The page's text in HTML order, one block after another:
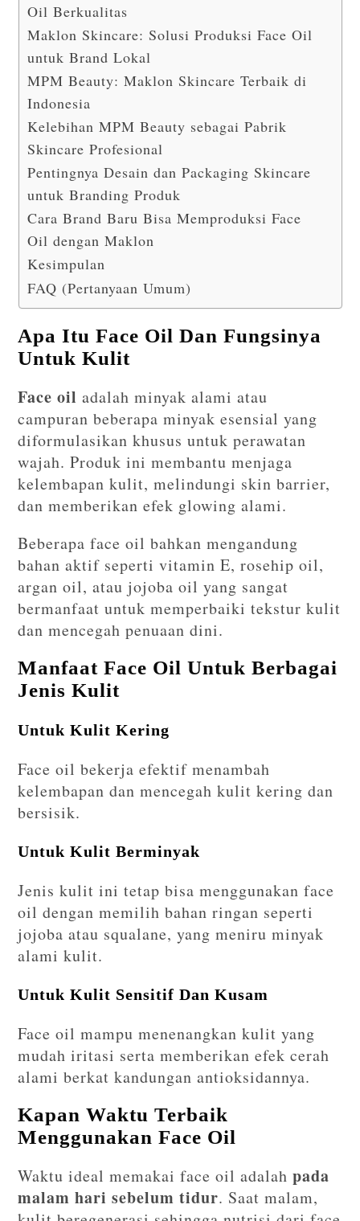
Oil Berkualitas
Maklon Skincare: Solusi Produksi Face Oil
untuk Brand Lokal
MPM Beauty: Maklon Skincare Terbaik di
Indonesia
Kelebihan MPM Beauty sebagai Pabrik
Skincare Profesional
Pentingnya Desain dan Packaging Skincare
untuk Branding Produk
Cara Brand Baru Bisa Memproduksi Face
Oil dengan Maklon
Kesimpulan
FAQ (Pertanyaan Umum)
Apa Itu Face Oil Dan Fungsinya
Untuk Kulit
Face oil adalah minyak alami atau
campuran beberapa minyak esensial yang
diformulasikan khusus untuk perawatan
wajah. Produk ini membantu menjaga
kelembapan kulit, melindungi skin barrier,
dan memberikan efek glowing alami.
Beberapa face oil bahkan mengandung
bahan aktif seperti vitamin E, rosehip oil,
argan oil, atau jojoba oil yang sangat
bermanfaat untuk memperbaiki tekstur kulit
dan mencegah penuaan dini.
Manfaat Face Oil Untuk Berbagai
Jenis Kulit
Untuk Kulit Kering
Face oil bekerja efektif menambah
kelembapan dan mencegah kulit kering dan
bersisik.
Untuk Kulit Berminyak
Jenis kulit ini tetap bisa menggunakan face
oil dengan memilih bahan ringan seperti
jojoba atau squalane, yang meniru minyak
alami kulit.
Untuk Kulit Sensitif Dan Kusam
Face oil mampu menenangkan kulit yang
mudah iritasi serta memberikan efek cerah
alami berkat kandungan antioksidannya.
Kapan Waktu Terbaik
Menggunakan Face Oil
Waktu ideal memakai face oil adalahpada
malam hari sebelum tidur. Saat malam,